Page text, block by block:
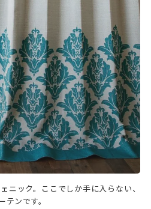
ニック。ここでしか手に入らない、
テンです。